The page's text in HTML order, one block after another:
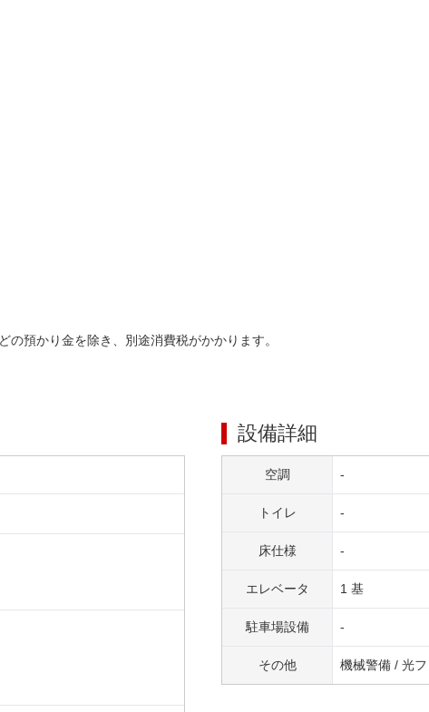
預かり金を除き、別途消費税がかかります。
設備詳細
空調 -
トイレ -
床仕様 -
エレベータ 1 基
駐車場設備 -
その他 機械警備 / 光